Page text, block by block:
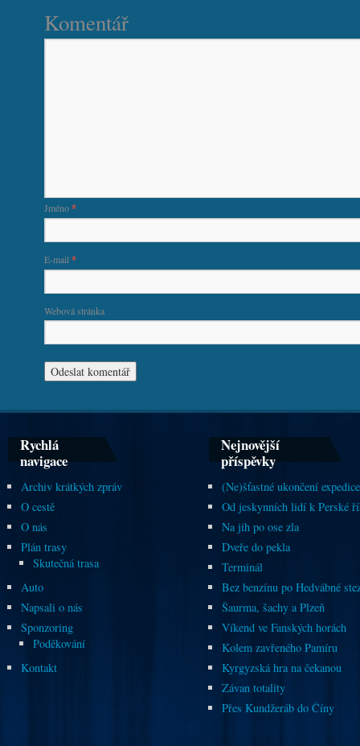
Komentář
Jméno*
E-mail *
Webová stránka
Rychlá
navigace
Archiv krátkých zpráv
O cestě
O nás
Plán trasy
Skutečná trasa
Auto
Napsali o nás
Sponzoring
Poděkování
Kontakt
Nejnovější
příspěvky
(Ne)šťastné ukončení expedice
Od jeskynních lidí k Perské
Na jih po ose zla
Dveře do pekla
Terminál
Bez benzínu po Hedvábné
Šaurma, šachy a Plzeň
Víkend ve Fanských horách
Kolem zavřeného Pamíru
Kyrgyzská hra na čekanou
Závan totality
Přes Kundžeráb do Číny